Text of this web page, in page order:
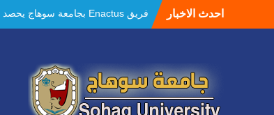
احدث الاخبار
مستشفيات سوهاج الجامعية تحقق
جديدًا و تنجح في علاج 3 حالات
التهنئة عقب توليه مهام منصبه ويشيد
رجال الشرطه
بجهاز ذكي لتوفير المياه ..جامعة